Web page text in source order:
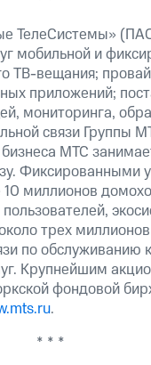
ТелеСистемы»
мобильной и
ТВ-вещания;
приложений;
мониторинга,
связи Группы
МТС
Фиксированными
миллионов
трех
по
Крупнейшим
фондовой
.
* * *